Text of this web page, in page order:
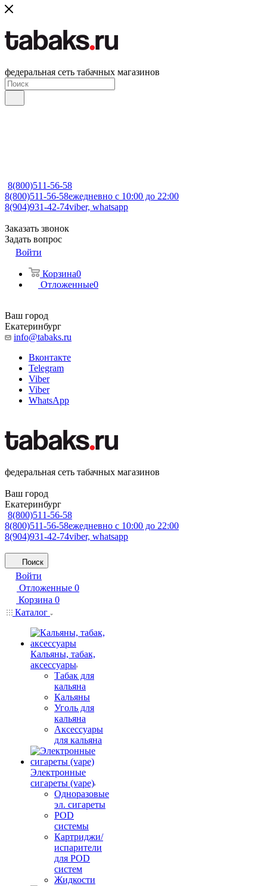
федеральная сеть табачных магазинов
8(800)511-56-58
8(800)511-56-58ежедневно с 10:00 до 22:00
8(904)931-42-74viber, whatsapp
Заказать звонок
Задать вопрос
Войти
Корзина0
Отложенные0
Ваш город
Екатеринбург
info@tabaks.ru
Вконтакте
Telegram
Viber
Viber
WhatsApp
федеральная сеть табачных магазинов
Ваш город
Екатеринбург
8(800)511-56-58
8(800)511-56-58ежедневно с 10:00 до 22:00
8(904)931-42-74viber, whatsapp
Поиск
Войти
Отложенные 0
Корзина 0
Каталог
Кальяны, табак,
аксессуары
Табак для
кальяна
Кальяны
Уголь для
кальяна
Аксессуары
для кальяна
Электронные
сигареты (vape)
Одноразовые
эл. сигареты
POD
системы
Картриджи/
испарители
для POD
систем
Жидкости